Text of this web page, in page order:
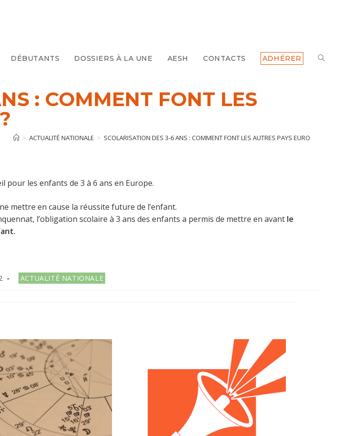
DÉBUTANTS DOSSIERS À LA UNE AESH CONTACTS ADHÉRER TOGGLE
: COMMENT FONT LES
> ACTUALITÉ NATIONALE > SCOLARISATION DES 3-6 ANS : COMMENT FONT LES AUTRES PAYS EUROPÉENS?
pour les enfants de 3 à 6 ans en Europe.
mettre en cause la réussite future de l’enfant.
l’obligation scolaire à 3 ans des enfants a permis de mettre en avant le
Post
category:
ACTUALITÉ NATIONALE